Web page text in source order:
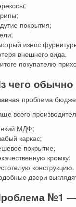
покрытия;
износ
внешнего вида.
покупателю
чего
проблема
всего
МДФ;
каркас;
покрытие;
кромку;
конструкцию.
двери
№1 —